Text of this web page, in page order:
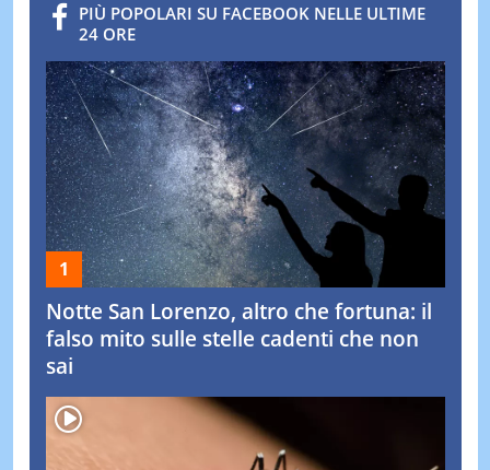
PIÙ POPOLARI SU FACEBOOK NELLE ULTIME
24 ORE
Notte San Lorenzo, altro che fortuna: il
falso mito sulle stelle cadenti che non
sai